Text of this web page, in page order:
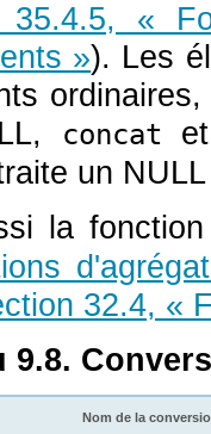
35.4.5, «
»). Les
concat
un
la
32.4, «
9.8.
Nom de la